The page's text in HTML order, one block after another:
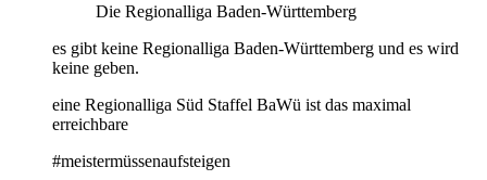
Die Regionalliga Baden-Württemberg
es gibt keine Regionalliga Baden-Württemberg und es wird
keine geben.
eine Regionalliga Süd Staffel BaWü ist das maximal
erreichbare
#meistermüssenaufsteigen